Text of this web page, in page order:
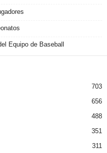
Equipo de Baseball
703
656
488
351
311